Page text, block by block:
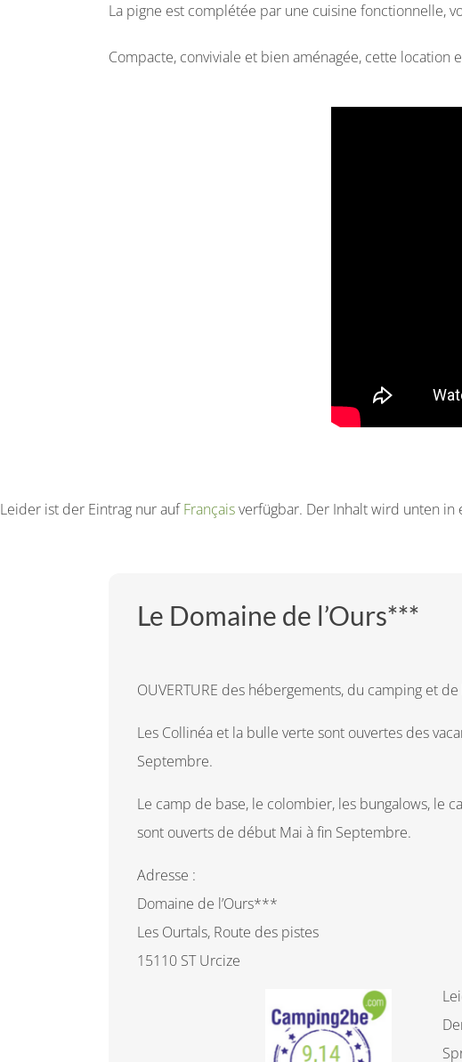
La pigne est complétée par une cuisine fonctionnelle,
Compacte, conviviale et bien aménagée, cette
Leider ist der Eintrag nur aufFrançaisverfügbar. Der Inhalt wird unten in
Le Domaine de l’Ours***
OUVERTURE des hébergements, du camping et
Les Collinéa et la bulle verte sont ouvertes des
Septembre.
Le camp de base, le colombier, les bungalows, le
sont ouverts de début Mai à fin Septembre.
Adresse :
Domaine de l’Ours***
Les Ourtals, Route des pistes
15110 ST Urcize